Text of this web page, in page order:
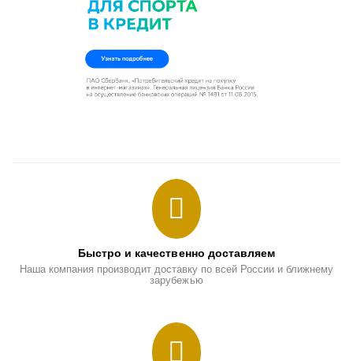
Быстро и качественно доставляем
Наша компания производит доставку по всей России и ближнему
зарубежью